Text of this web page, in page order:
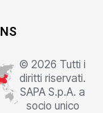
© 2026 Tutti i
diritti riservati.
SAPA S.p.A. a
socio unico